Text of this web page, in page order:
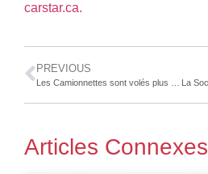
carstar.ca.
PREVIOUS
Articles Connexes